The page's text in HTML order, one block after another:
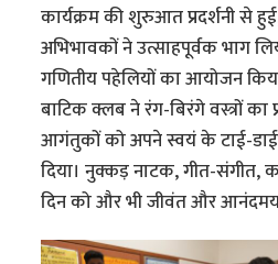
कार्यक्रम की शुरुआत प्रदर्शनी से
अभिभावकों ने उत्साहपूर्वक भाग
गणितीय पहेलियों का आयोजन
बाटिक क्लब ने रंग-बिरंगे वस्त्रों का
आगंतुकों को अपने स्वयं के टाई-
दिया। नुक्कड़ नाटक, गीत-संगीत,
दिन को और भी जीवंत और आनंदमय